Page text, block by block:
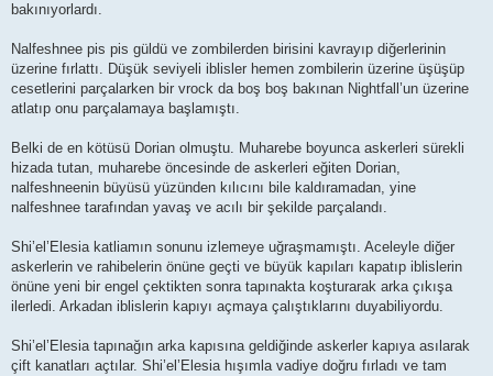
bakınıyorlardı.
Nalfeshnee pis pis güldü ve zombilerden birisini kavrayıp diğerlerinin
üzerine fırlattı. Düşük seviyeli iblisler hemen zombilerin üzerine üşüşüp
cesetlerini parçalarken bir vrock da boş boş bakınan Nightfall’un üzerine
atlatıp onu parçalamaya başlamıştı.
Belki de en kötüsü Dorian olmuştu. Muharebe boyunca askerleri sürekli
hizada tutan, muharebe öncesinde de askerleri eğiten Dorian,
nalfeshneenin büyüsü yüzünden kılıcını bile kaldıramadan, yine
nalfeshnee tarafından yavaş ve acılı bir şekilde parçalandı.
Shi’el’Elesia katliamın sonunu izlemeye uğraşmamıştı. Aceleyle diğer
askerlerin ve rahibelerin önüne geçti ve büyük kapıları kapatıp iblislerin
önüne yeni bir engel çektikten sonra tapınakta koşturarak arka çıkışa
ilerledi. Arkadan iblislerin kapıyı açmaya çalıştıklarını duyabiliyordu.
Shi’el’Elesia tapınağın arka kapısına geldiğinde askerler kapıya asılarak
çift kanatları açtılar. Shi’el’Elesia hışımla vadiye doğru fırladı ve tam